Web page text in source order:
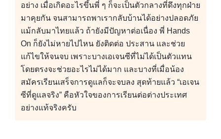
อย่าง เมื่อเกิดอะไรขึ้นพี่ ๆ ก็จะเป็นตัวกลางที่ดึงทุกฝ่าย
มาคุยกัน จนสามารถพาเรากลับบ้านได้อย่างปลอดภัย
แม้กลับมาไทยแล้ว ถ้ายังมีปัญหาต่อเนื่อง พี่ Hands
On ก็ยังไม่หายไปไหน ยังติดต่อ ประสาน และช่วย
แก้ไขให้จนจบ เพราะบางเอเจนซีที่ไม่ได้เป็นตัวแทน
โดยตรงจะช่วยอะไรไม่ได้มาก และบางที่เมื่อน้อง
สมัครเรียนเสร็จการดูแลก็จะจบลง สุดท้ายแล้ว “เอเจน
ซีที่ดูแลจริง” คือหัวใจของการเรียนต่อต่างประเทศ
อย่างแท้จริงครับ